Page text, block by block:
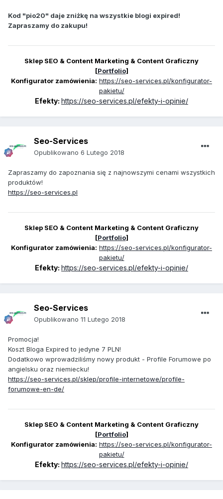
Kod "pio20" daje zniżkę na wszystkie blogi expired!
Zapraszamy do zakupu!
Sklep SEO & Content Marketing & Content Graficzny
[Portfolio]
Konfigurator zamówienia: https://seo-services.pl/konfigurator-
pakietu/
Efekty: https://seo-services.pl/efekty-i-opinie/
Seo-Services
Opublikowano 6 Lutego 2018
Zapraszamy do zapoznania się z najnowszymi cenami wszystkich
produktów!
https://seo-services.pl
Sklep SEO & Content Marketing & Content Graficzny
[Portfolio]
Konfigurator zamówienia: https://seo-services.pl/konfigurator-
pakietu/
Efekty: https://seo-services.pl/efekty-i-opinie/
Seo-Services
Opublikowano 11 Lutego 2018
Promocja!
Koszt Bloga Expired to jedyne 7 PLN!
Dodatkowo wprowadziliśmy nowy produkt - Profile Forumowe po
angielsku oraz niemiecku!
https://seo-services.pl/sklep/profile-internetowe/profile-
forumowe-en-de/
Sklep SEO & Content Marketing & Content Graficzny
[Portfolio]
Konfigurator zamówienia: https://seo-services.pl/konfigurator-
pakietu/
Efekty: https://seo-services.pl/efekty-i-opinie/